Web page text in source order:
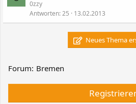
0zzy
Antworten 25 13.02.2013
Neues Thema
Forum: Bremen